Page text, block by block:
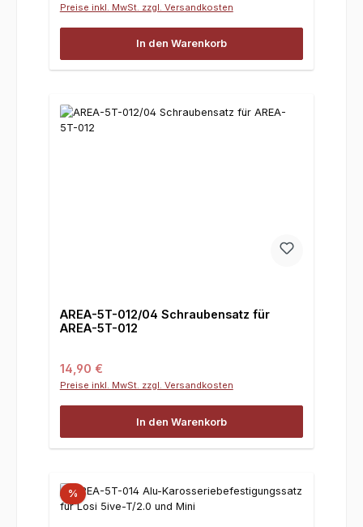
Preise inkl. MwSt. zzgl. Versandkosten
In den Warenkorb
AREA-5T-012/04 Schraubensatz für
AREA-5T-012
Regulärer Preis:
14,90 €
Preise inkl. MwSt. zzgl. Versandkosten
In den Warenkorb
%